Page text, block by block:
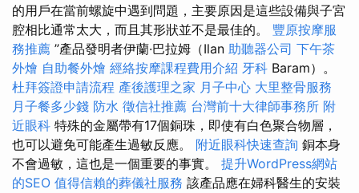
的用戶在當前螺旋中遇到問題，主要原因是這些設備與子宮
腔相比通常太大，而且其形狀並不是最佳的。 豐原按摩服
務推薦 ”產品發明者伊蘭·巴拉姆（Ilan 助聽器公司 下午茶
外燴 自助餐外燴 經絡按摩課程費用介紹 牙科 Baram）。
杜拜簽證申請流程 產後護理之家 月子中心 大里整骨服務
月子餐多少錢 防水 徵信社推薦 台灣前十大律師事務所 附
近眼科 特殊的金屬帶有17個銅珠，即使有白色聚合物層，
也可以避免可能產生過敏反應。 附近眼科快速查詢 銅本身
不會過敏，這也是一個重要的事實。 提升WordPress網站
的SEO 值得信賴的葬儀社服務 該產品應在婦科醫生的安裝